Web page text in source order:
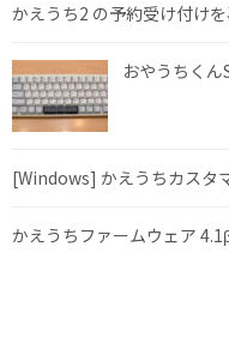
かえうち2 の予約受け付け
おやうちくん
[Windows] かえうちカスタ
かえうちファームウェア